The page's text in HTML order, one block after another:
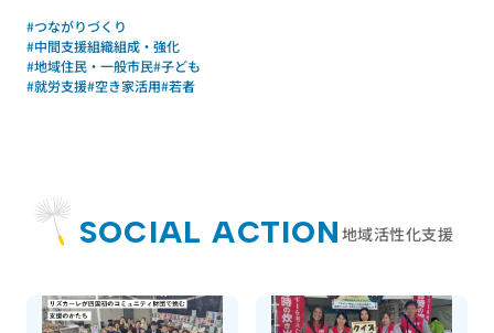
#つながりづくり
#中間支援組織組成・強化
#地域住民・一般市民#子ども
#就労支援#空き家活用#若者
SOCIAL ACTION 地域活性化支援